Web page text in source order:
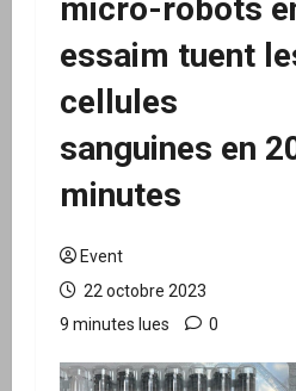
micro-robots
essaim tuent
cellules
sanguines en
minutes
Event
22 octobre 2023
9 minutes lues
0